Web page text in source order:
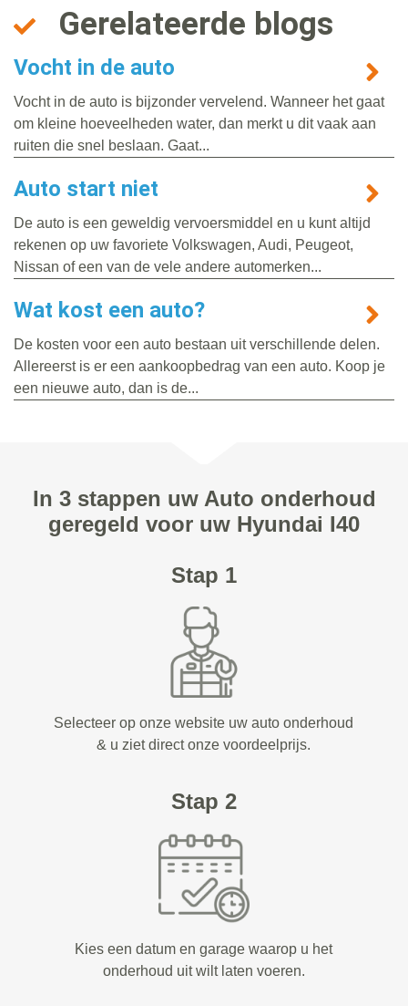
Gerelateerde blogs
Vocht in de auto
Vocht in de auto is bijzonder vervelend. Wanneer het gaat
om kleine hoeveelheden water, dan merkt u dit vaak aan
ruiten die snel beslaan. Gaat...
Auto start niet
De auto is een geweldig vervoersmiddel en u kunt altijd
rekenen op uw favoriete Volkswagen, Audi, Peugeot,
Nissan of een van de vele andere automerken...
Wat kost een auto?
De kosten voor een auto bestaan uit verschillende delen.
Allereerst is er een aankoopbedrag van een auto. Koop je
een nieuwe auto, dan is de...
In 3 stappen uw Auto onderhoud
geregeld voor uw Hyundai I40
Stap 1
Selecteer op onze website uw auto onderhoud
& u ziet direct onze voordeelprijs.
Stap 2
Kies een datum en garage waarop u het
onderhoud uit wilt laten voeren.